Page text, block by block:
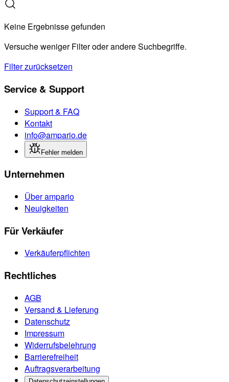
Keine Ergebnisse gefunden
Versuche weniger Filter oder andere Suchbegriffe.
Filter zurücksetzen
Service & Support
Support & FAQ
Kontakt
info@ampario.de
Fehler melden
Unternehmen
Über ampario
Neuigkeiten
Für Verkäufer
Verkäuferpflichten
Rechtliches
AGB
Versand & Lieferung
Datenschutz
Impressum
Widerrufsbelehrung
Barrierefreiheit
Auftragsverarbeitung